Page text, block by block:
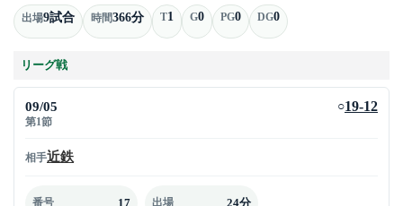
出場9試合 時間366分 T1 G0 PG0 DG0
リーグ戦
09/05
第1節
○19-12
相手近鉄
番号 17 出場 24分